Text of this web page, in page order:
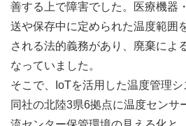
善する上で障害でした。医療機器
送や保存中に定められた温度範囲
される法的義務があり、廃棄によ
なっていました。
そこで、IoTを活用した温度管理
同社の北陸3県6拠点に温度センサ